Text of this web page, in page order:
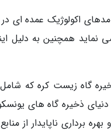
اکولوژیک عمده ای
نماید همچنین به
گزارش خبرنگاران، در ایران 13
ذخیره گاه های
برداری ناپایدار از